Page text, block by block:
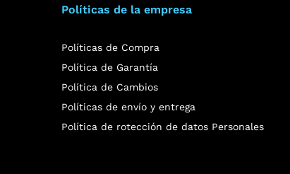
Políticas de la empresa
Políticas de Compra
Política de Garantía
Política de Cambios
Políticas de envío y entrega
Política de rotección de datos Personales